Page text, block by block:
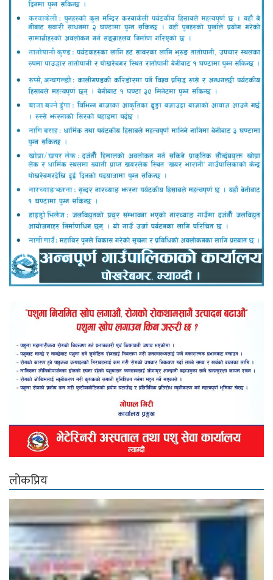
लोकप्रिय